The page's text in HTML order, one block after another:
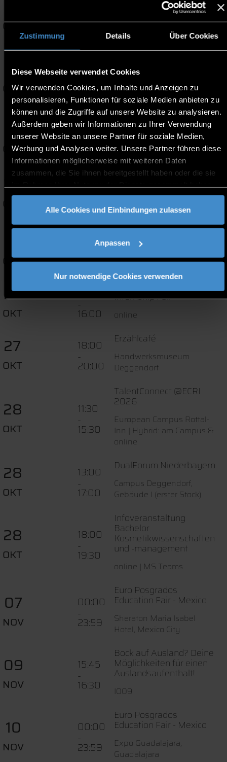
Zustimmung Details Über Cookies
Diese Webseite verwendet Cookies
Wir verwenden Cookies, um Inhalte und Anzeigen zu
personalisieren, Funktionen für soziale Medien anbieten zu
können und die Zugriffe auf unsere Website zu analysieren.
Außerdem geben wir Informationen zu Ihrer Verwendung
unserer Website an unsere Partner für soziale Medien,
Werbung und Analysen weiter. Unsere Partner führen diese
Informationen möglicherweise mit weiteren Daten
zusammen, die Sie ihnen bereitgestellt haben oder die sie
Alle Cookies und Einbindungen zulassen
Anpassen
Nur notwendige Cookies verwenden
OKT
-
15:00
16
OKT
17:00
-
18:00
Kinderuni am ECRI: „Mein
– oder doch nicht?“
European Campus Rottal-
Inn
19
OKT
18:00
-
19:00
Master Webinar
Online - MS Teams
20
OKT
13:15
-
14:00
Up for going abroad? -
abroad!
I009
OKT
17:00
22:00
Deggendorf
22
OKT
13:00
-
16:00
Internship Fair
online
27
OKT
18:00
-
20:00
Erzählcafé
Handwerksmuseum
Deggendorf
28
OKT
11:30
-
15:30
TalentConnect @ECRI
2026
European Campus Rottal-
Inn | Hybrid: am Campus &
online
28
OKT
13:00
-
17:00
DualForum Niederbayern
Campus Deggendorf,
Gebäude I (erster Stock)
28
OKT
18:00
-
19:30
Infoveranstaltung
Bachelor
Kosmetikwissenschaften
und -management
online | MS Teams
07
NOV
00:00
-
23:59
Euro Posgrados
Education Fair - Mexico
Sheraton Maria Isabel
Hotel, Mexico City
09
NOV
15:45
-
16:30
Bock auf Ausland? Deine
Möglichkeiten für einen
Auslandsaufenthalt!
I009
10
NOV
00:00
-
23:59
Euro Posgrados
Education Fair - Mexico
Expo Guadalajara,
Guadalajara